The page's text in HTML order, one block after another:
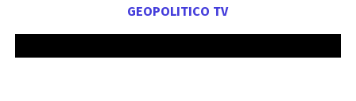
GEOPOLITICO TV